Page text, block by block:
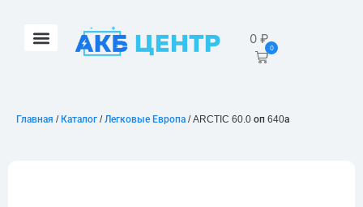
0₽
0
Главная / Каталог /Легковые Европа / ARCTIC 60.0 оп 640а